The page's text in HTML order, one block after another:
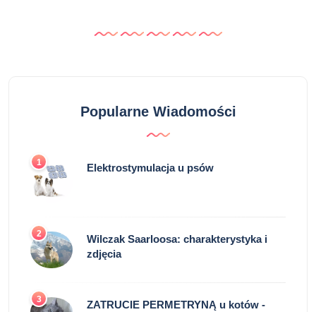
Popularne Wiadomości
1 Elektrostymulacja u psów
2
Wilczak Saarloosa: charakterystyka i
zdjęcia
3
ZATRUCIE PERMETRYNĄ u kotów -